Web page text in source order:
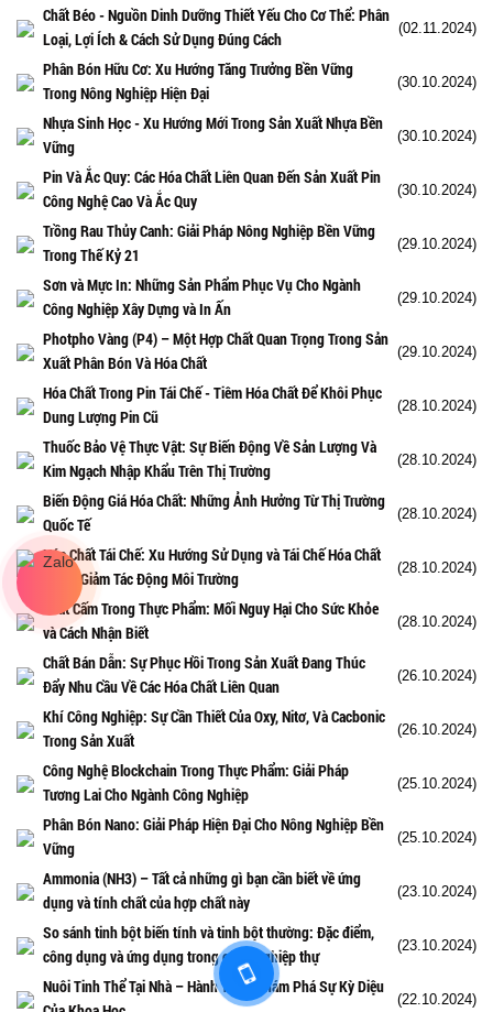
Chất Béo - Nguồn Dinh Dưỡng Thiết Yếu Cho Cơ Thể: Phân
Loại, Lợi Ích & Cách Sử Dụng Đúng Cách
(02.11.2024)
Phân Bón Hữu Cơ: Xu Hướng Tăng Trưởng Bền Vững
Trong Nông Nghiệp Hiện Đại
(30.10.2024)
Nhựa Sinh Học - Xu Hướng Mới Trong Sản Xuất Nhựa Bền
Vững
(30.10.2024)
Pin Và Ắc Quy: Các Hóa Chất Liên Quan Đến Sản Xuất Pin
Công Nghệ Cao Và Ắc Quy
(30.10.2024)
Trồng Rau Thủy Canh: Giải Pháp Nông Nghiệp Bền Vững
Trong Thế Kỷ 21
(29.10.2024)
Sơn và Mực In: Những Sản Phẩm Phục Vụ Cho Ngành
Công Nghiệp Xây Dựng và In Ấn
(29.10.2024)
Photpho Vàng (P4) – Một Hợp Chất Quan Trọng Trong Sản
Xuất Phân Bón Và Hóa Chất
(29.10.2024)
Hóa Chất Trong Pin Tái Chế - Tiêm Hóa Chất Để Khôi Phục
Dung Lượng Pin Cũ
(28.10.2024)
Thuốc Bảo Vệ Thực Vật: Sự Biến Động Về Sản Lượng Và
Kim Ngạch Nhập Khẩu Trên Thị Trường
(28.10.2024)
Biến Động Giá Hóa Chất: Những Ảnh Hưởng Từ Thị Trường
Quốc Tế
(28.10.2024)
Hóa Chất Tái Chế: Xu Hướng Sử Dụng và Tái Chế Hóa Chất
Nhằm Giảm Tác Động Môi Trường
(28.10.2024)
Chất Cấm Trong Thực Phẩm: Mối Nguy Hại Cho Sức Khỏe
và Cách Nhận Biết
(28.10.2024)
Chất Bán Dẫn: Sự Phục Hồi Trong Sản Xuất Đang Thúc
Đẩy Nhu Cầu Về Các Hóa Chất Liên Quan
(26.10.2024)
Khí Công Nghiệp: Sự Cần Thiết Của Oxy, Nitơ, Và Cacbonic
Trong Sản Xuất
(26.10.2024)
Công Nghệ Blockchain Trong Thực Phẩm: Giải Pháp
Tương Lai Cho Ngành Công Nghiệp
(25.10.2024)
Phân Bón Nano: Giải Pháp Hiện Đại Cho Nông Nghiệp Bền
Vững
(25.10.2024)
Ammonia (NH3) – Tất cả những gì bạn cần biết về ứng
dụng và tính chất của hợp chất này
(23.10.2024)
So sánh tinh bột biến tính và tinh bột thường: Đặc điểm,
công dụng và ứng dụng trong công nghiệp thự
(23.10.2024)
Nuôi Tinh Thể Tại Nhà – Hành Trình Khám Phá Sự Kỳ Diệu
(22.10.2024)